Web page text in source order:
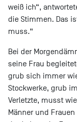
weiß ich“,
die Stimmen. Das
muss.“
Bei der
seine Frau
grub sich immer
Stockwerke, grub
Verletzte, musst
Männer und